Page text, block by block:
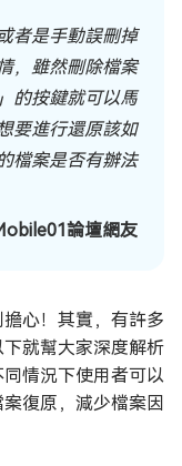
者是手動誤刪掉
，雖然刪除檔案
的按鍵就可以馬
要進行還原該如
檔案是否有辦法
論壇網友
心！其實，有許多
就幫大家深度解析
情況下使用者可以
復原，減少檔案因